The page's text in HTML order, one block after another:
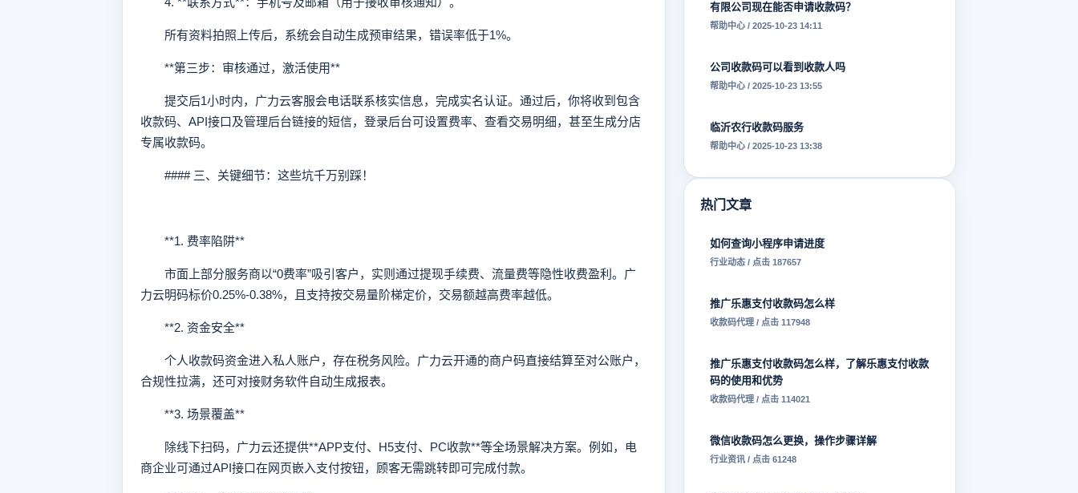
所有资料拍照上传后，系统会自动生成预审结果，错误率低于1%。
**第三步：审核通过，激活使用**
提交后1小时内，广力云客服会电话联系核实信息，完成实名认证。通过后，你将收到包含
收款码、API接口及管理后台链接的短信，登录后台可设置费率、查看交易明细，甚至生成分店
专属收款码。
#### 三、关键细节：这些坑千万别踩！
**1. 费率陷阱**
市面上部分服务商以“0费率”吸引客户，实则通过提现手续费、流量费等隐性收费盈利。广
力云明码标价0.25%-0.38%，且支持按交易量阶梯定价，交易额越高费率越低。
**2. 资金安全**
个人收款码资金进入私人账户，存在税务风险。广力云开通的商户码直接结算至对公账户，
合规性拉满，还可对接财务软件自动生成报表。
**3. 场景覆盖**
除线下扫码，广力云还提供**APP支付、H5支付、PC收款**等全场景解决方案。例如，电
商企业可通过API接口在网页嵌入支付按钮，顾客无需跳转即可完成付款。
有限公司现在能否申请收款码？
帮助中心 / 2025-10-23 14:11
公司收款码可以看到收款人吗
帮助中心 / 2025-10-23 13:55
临沂农行收款码服务
帮助中心 / 2025-10-23 13:38
热门文章
如何查询小程序申请进度
行业动态 / 点击 187657
推广乐惠支付收款码怎么样
收款码代理 / 点击 117948
推广乐惠支付收款码怎么样，了解乐惠支付收款
码的使用和优势
收款码代理 / 点击 114021
微信收款码怎么更换，操作步骤详解
行业资讯 / 点击 61248